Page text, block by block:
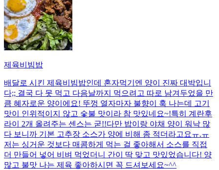
제육비빔밥
배달로 시킨 제육비빔밥인데 혼자먹기엔 양이 진짜 대박입니
다;; 결국 다 못 먹고 다음날까지 먹으려고 따로 남겨두었을 만
큼 혜자로운 양이에요! 뚜껑 열자마자 불향이 훅 나는데 고기
맛이 인위적이지 않고 숯불 맛이라 참 맛있네요~!특히 계란후
라이 2개 올려주는 센스는 굳!! ​다만 밥이랑 야채 양이 워낙 많
다 보니까 기본 고추장 소스가 양에 비해 좀 적더라고요ㅠ.ㅠ
저는 싱거운 것보다 매콤하게 먹는 걸 좋아해서 소스를 직접
더 만들어 넣어 비벼 먹었더니 간이 딱 맞고 맛있었습니다! 양
많고 불맛 나는 제육 좋아하시면 꼭 드셔보세요~^^